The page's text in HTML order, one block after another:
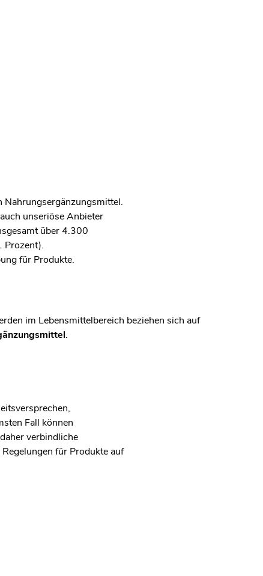
Nahrungsergänzungsmittel.
unseriöse Anbieter
über 4.300
Prozent).
für Produkte.
im Lebensmittelbereich beziehen sich auf
.
Fall können
verbindliche
für Produkte auf